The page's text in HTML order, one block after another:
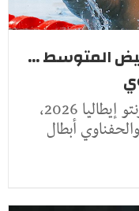
المتوسط ...
السباحة في الألعاب المتوسطية تارنتو إيطاليا 2026،
أبطال